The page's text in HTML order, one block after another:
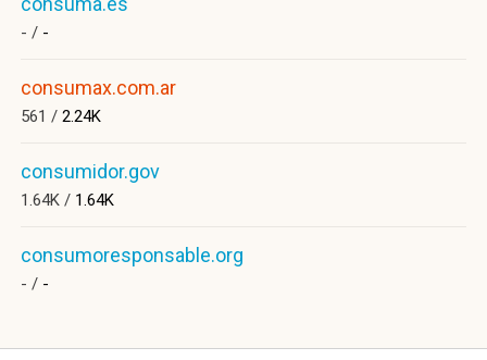
- / -
consumax.com.ar
561 / 2.24K
consumidor.gov
1.64K / 1.64K
consumoresponsable.org
- / -